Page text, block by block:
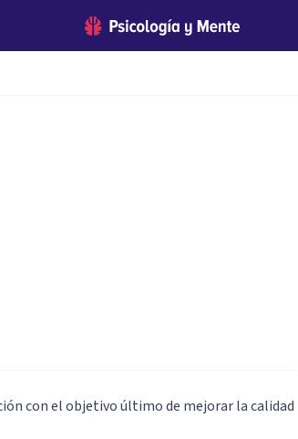
con el objetivo último de mejorar la calidad